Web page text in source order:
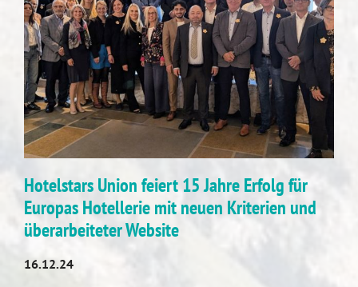
Hotelstars Union feiert 15 Jahre Erfolg für
Europas Hotellerie mit neuen Kriterien und
überarbeiteter Website
16.12.24